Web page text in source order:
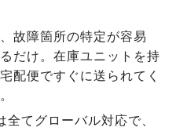
故障箇所の特定が容易
だけ。在庫ユニットを持
配便ですぐに送られてく
てグローバル対応で、